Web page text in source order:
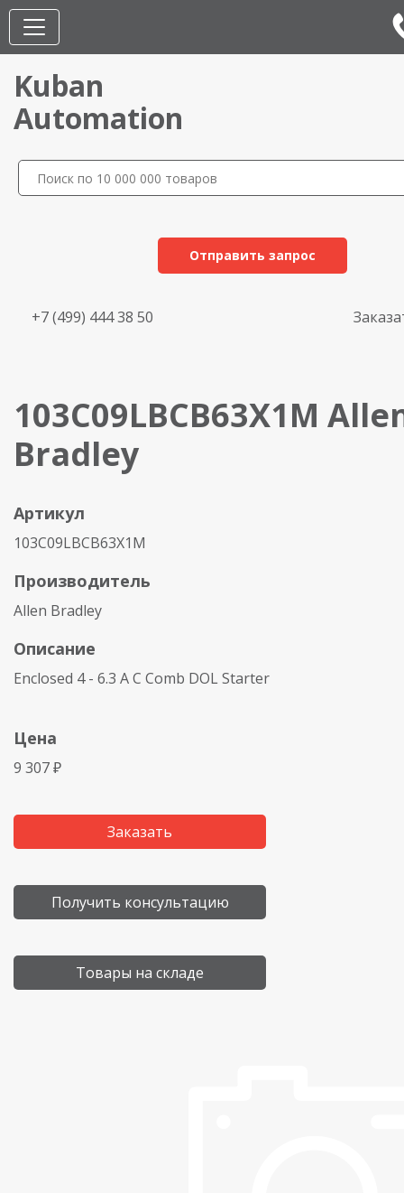
Kuban
Automation
Отправить запрос
+7 (499) 444 38 50
103C09LBCB63X1M
Bradley
Артикул
103C09LBCB63X1M
Производитель
Allen Bradley
Описание
Enclosed 4 - 6.3 A C Comb DOL Starter
Цена
9 307 ₽
Заказать
Получить консультацию
Товары на складе